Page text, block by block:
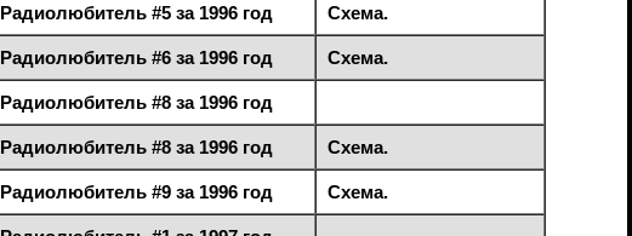
Радиолюбитель #5 за 1996 год Схема.
Радиолюбитель #6 за 1996 год Схема.
Радиолюбитель #8 за 1996 год
Радиолюбитель #8 за 1996 год Схема.
Радиолюбитель #9 за 1996 год Схема.